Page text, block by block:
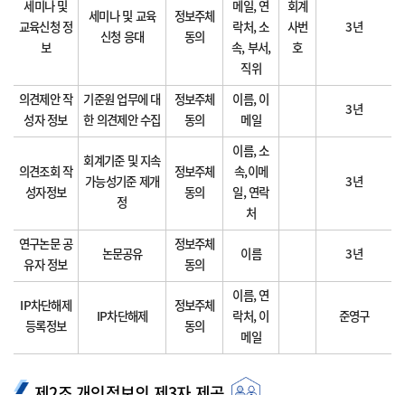
세미나 및
교육신청 정
보
세미나 및 교육
신청 응대
정보주체
동의
메일, 연
락처, 소
속, 부서,
직위
회계
사번
호
3년
의견제안 작
성자 정보
기준원 업무에 대
한 의견제안 수집
정보주체
동의
이름, 이
메일
3년
의견조회 작
성자정보
회계기준 및 지속
가능성기준 제개
정
정보주체
동의
이름, 소
속,이메
일, 연락
처
3년
연구논문 공
유자 정보
논문공유
정보주체
동의
이름 3년
IP차단해제
등록정보
IP차단해제
정보주체
동의
이름, 연
락처, 이
메일
준영구